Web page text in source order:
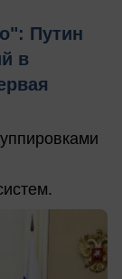
Путин
в